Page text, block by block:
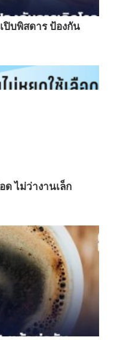
ปิบพิสดาร ป้องกัน
ด ไม่ว่างานเล็ก